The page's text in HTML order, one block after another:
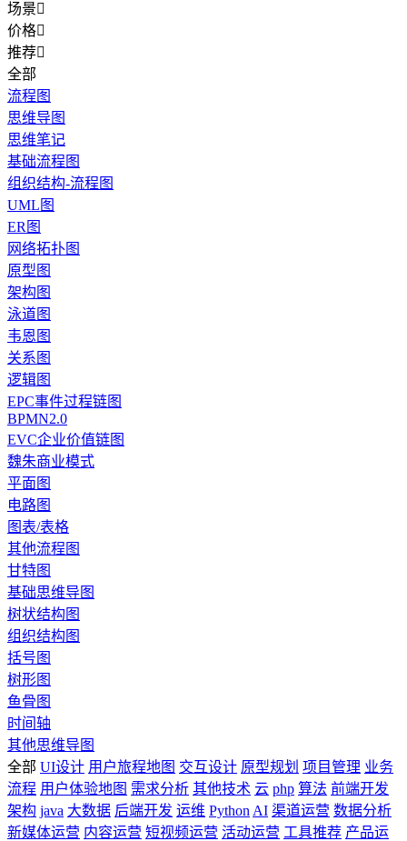
场景
价格
推荐
全部
流程图
思维导图
思维笔记
基础流程图
组织结构-流程图
UML图
ER图
网络拓扑图
原型图
架构图
泳道图
韦恩图
关系图
逻辑图
EPC事件过程链图
BPMN2.0
EVC企业价值链图
魏朱商业模式
平面图
电路图
图表/表格
其他流程图
甘特图
基础思维导图
树状结构图
组织结构图
括号图
树形图
鱼骨图
时间轴
其他思维导图
全部 UI设计 用户旅程地图 交互设计 原型规划 项目管理 业务
流程 用户体验地图 需求分析 其他技术 云 php 算法 前端开发
架构 java 大数据 后端开发 运维 Python AI 渠道运营 数据分析
新媒体运营 内容运营 短视频运营 活动运营 工具推荐 产品运